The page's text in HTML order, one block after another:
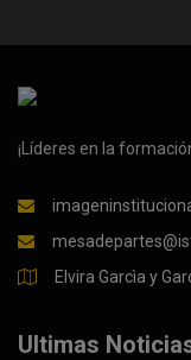
¡Líderes en la
Elvira Garcìa y
Ultimas